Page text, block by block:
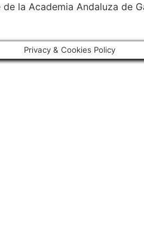
la Academia Andaluza de
Privacy & Cookies Policy